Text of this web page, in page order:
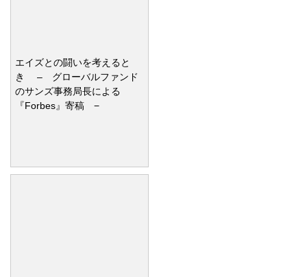
エイズとの闘いを考えると
き – グローバルファンド
のサンズ事務局長による
『Forbes』寄稿 −